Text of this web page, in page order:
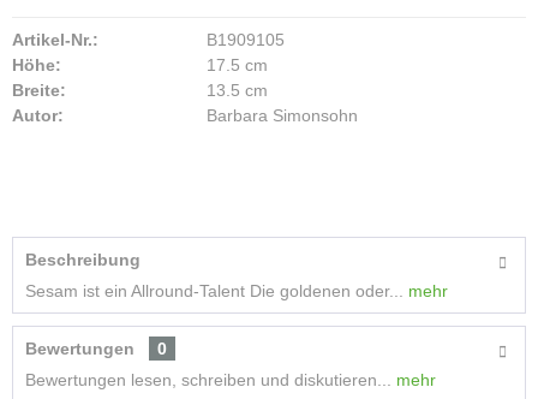
Artikel-Nr.:
B1909105
Höhe:
17.5 cm
Breite:
13.5 cm
Autor:
Barbara Simonsohn
Beschreibung
Sesam ist ein Allround-Talent Die goldenen oder...
mehr
Bewertungen
0
Bewertungen lesen, schreiben und diskutieren...
mehr